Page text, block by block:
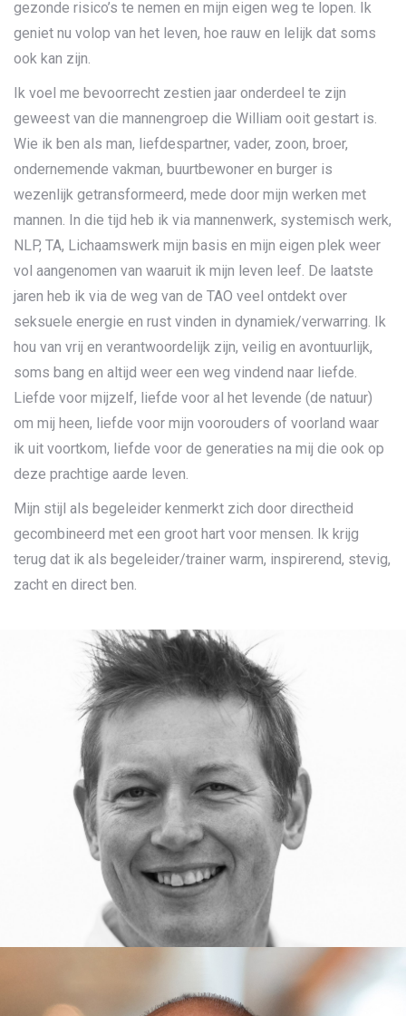
gezonde risico’s te nemen en mijn eigen weg te lopen. Ik
geniet nu volop van het leven, hoe rauw en lelijk dat soms
ook kan zijn.
Ik voel me bevoorrecht zestien jaar onderdeel te zijn
geweest van die mannengroep die William ooit gestart is.
Wie ik ben als man, liefdespartner, vader, zoon, broer,
ondernemende vakman, buurtbewoner en burger is
wezenlijk getransformeerd, mede door mijn werken met
mannen. In die tijd heb ik via mannenwerk, systemisch werk,
NLP, TA, Lichaamswerk mijn basis en mijn eigen plek weer
vol aangenomen van waaruit ik mijn leven leef. De laatste
jaren heb ik via de weg van de TAO veel ontdekt over
seksuele energie en rust vinden in dynamiek/verwarring. Ik
hou van vrij en verantwoordelijk zijn, veilig en avontuurlijk,
soms bang en altijd weer een weg vindend naar liefde.
Liefde voor mijzelf, liefde voor al het levende (de natuur)
om mij heen, liefde voor mijn voorouders of voorland waar
ik uit voortkom, liefde voor de generaties na mij die ook op
deze prachtige aarde leven.
Mijn stijl als begeleider kenmerkt zich door directheid
gecombineerd met een groot hart voor mensen. Ik krijg
terug dat ik als begeleider/trainer warm, inspirerend, stevig,
zacht en direct ben.